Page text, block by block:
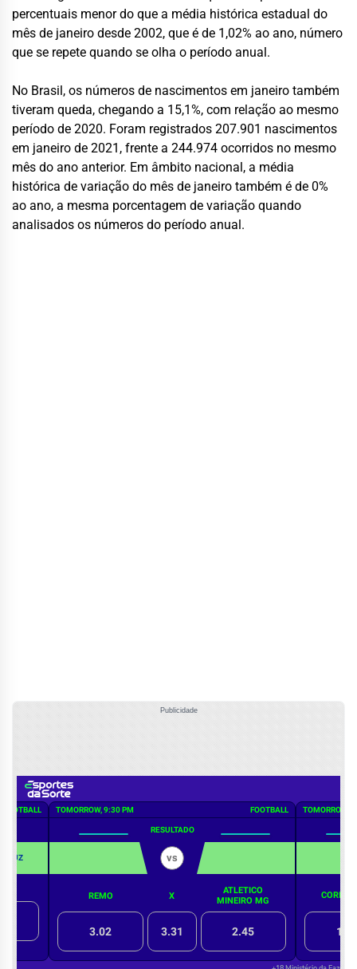
percentuais menor do que a média histórica estadual do
mês de janeiro desde 2002, que é de 1,02% ao ano, número
que se repete quando se olha o período anual.
No Brasil, os números de nascimentos em janeiro também
tiveram queda, chegando a 15,1%, com relação ao mesmo
período de 2020. Foram registrados 207.901 nascimentos
em janeiro de 2021, frente a 244.974 ocorridos no mesmo
mês do ano anterior. Em âmbito nacional, a média
histórica de variação do mês de janeiro também é de 0%
ao ano, a mesma porcentagem de variação quando
analisados os números do período anual.
Publicidade